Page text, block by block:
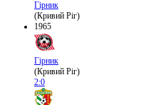
Гірник
(Кривий Ріг)
1965
Гірник
(Кривий Ріг)
2:0